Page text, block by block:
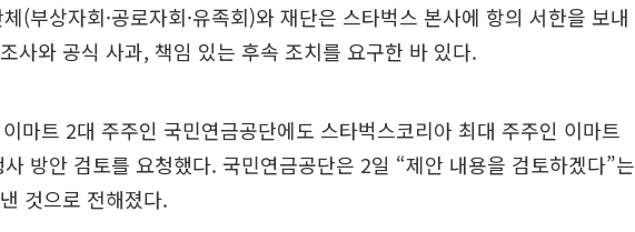
(부상자회·공로자회·유족회)와 재단은 스타벅스 본사에 항의 서한을 보내
사와 공식 사과, 책임 있는 후속 조치를 요구한 바 있다.
마트 2대 주주인 국민연금공단에도 스타벅스코리아 최대 주주인 이마트
방안 검토를 요청했다. 국민연금공단은 2일 “제안 내용을 검토하겠다”는
것으로 전해졌다.